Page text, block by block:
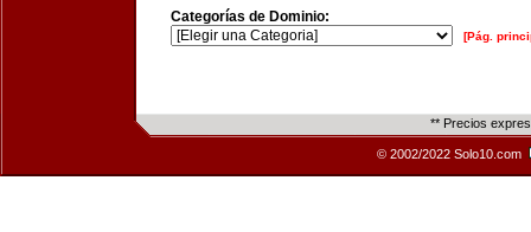
Categorías de Dominio:
[Pág.
** Precios
© 2002/2022 Solo10.com